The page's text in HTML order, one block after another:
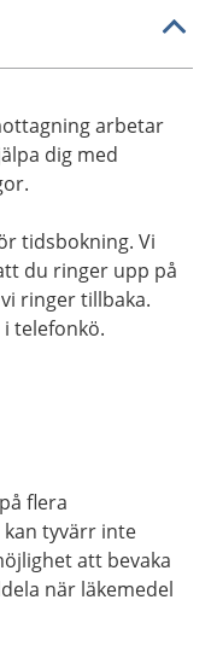
arbetar
dig med
tidsbokning. Vi
du ringer upp på
ringer tillbaka.
telefonkö.
flera
kan tyvärr inte
att bevaka
när läkemedel